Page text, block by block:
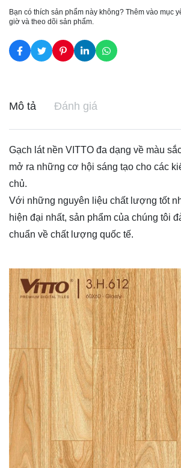
Bạn có thích sản phẩm này không? Thêm vào mục
giờ và theo dõi sản phẩm.
Mô tả Đánh giá
Gạch lát nền VITTO đa dạng về màu
mở ra những cơ hội sáng tạo cho các
chủ.
Với những nguyên liệu chất lượng tốt
hiện đại nhất, sản phẩm của chúng tôi
chuẩn về chất lượng quốc tế.